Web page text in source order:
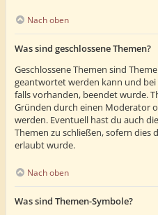
Nach oben
Was sind geschlossene Themen?
Geschlossene Themen sind
geantwortet werden kann und
falls vorhanden, beendet wurde.
Gründen durch einen Moderator
werden. Eventuell hast du auch
Themen zu schließen, sofern
erlaubt wurde.
Nach oben
Was sind Themen-Symbole?